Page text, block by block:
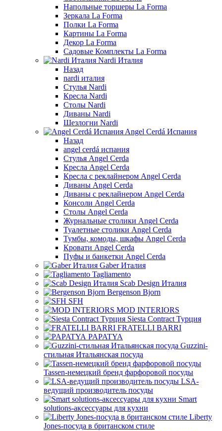
Напольные торшеры La Forma
Зеркала La Forma
Полки La Forma
Картины La Forma
Декор La Forma
Садовые Комплекты La Forma
Nardi Италия
Назад
nardi италия
Стулья Nardi
Кресла Nardi
Столы Nardi
Диваны Nardi
Шезлогни Nardi
Angel Cerdá Испания
Назад
angel cerdá испания
Стулья Angel Cerda
Кресла Angel Cerda
Кресла с реклайнером Angel Cerda
Диваны Angel Cerda
Диваны с реклайнером Angel Cerda
Консоли Angel Cerda
Столы Angel Cerda
Журнальные столики Angel Cerda
Туалетные столики Angel Cerda
Тумбы, комоды, шкафы Angel Cerda
Кровати Angel Cerda
Пуфы и банкетки Angel Cerda
Gaber Италия
Tagliamento
Scab Design Италия
Bergenson Bjorn
SFH
MOD INTERIORS
Siesta Contract Турция
FRATELLI BARRI
PAPATYA
Guzzini-
стильная Итальянская посуда
Tassen-немецкий бренд фарфоровой посуды
LSA-
ведущий производитель посуды
Smart
solutions-аксессуары для кухни
Liberty
Jones-посуда в британском стиле